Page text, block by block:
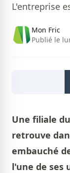
L'entreprise
Mon Fric
Publié le
Une filiale
retrouve
embauché
l'une de ses